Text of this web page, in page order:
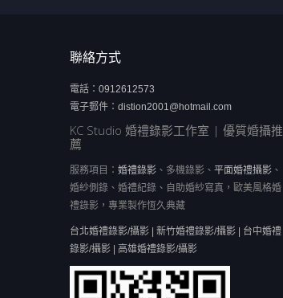
聯絡方式
電話： 0912612573
電子郵件： distion2001@hotmail.com
KC Studio 婚禮錄影工作室 | 優質婚攝推
薦
服務項目： 婚禮錄影 、多機錄影、 平面婚禮攝影 、
婚紗側錄、婚禮紀錄、自助婚紗寫真，歐美風格婚
禮錄影，專業製作恆久典藏
台北婚禮錄影/攝影 | 新竹婚禮錄影/攝影 | 台中婚禮
錄影/攝影 | 高雄婚禮錄影/攝影